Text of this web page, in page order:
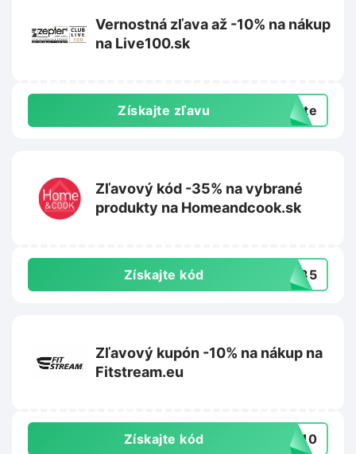
Vernostná zľava až -10% na nákup
na Live100.sk
Získajte zľavu exte
Zľavový kód -35% na vybrané
produkty na Homeandcook.sk
Získajte kód VA35
Zľavový kupón -10% na nákup na
Fitstream.eu
Získajte kód er10